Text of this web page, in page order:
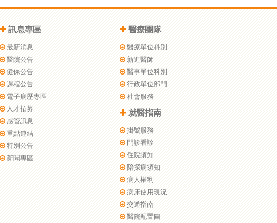
訊息專區
最新消息
醫院公告
健保公告
課程公告
電子病歷專區
人才招募
感管訊息
重點連結
特別公告
新聞專區
醫療團隊
醫療單位科別
新進醫師
醫事單位科別
行政單位部門
社會服務
就醫指南
掛號服務
門診看診
住院須知
陪探病須知
病人權利
病床使用現況
交通指南
醫院配置圖